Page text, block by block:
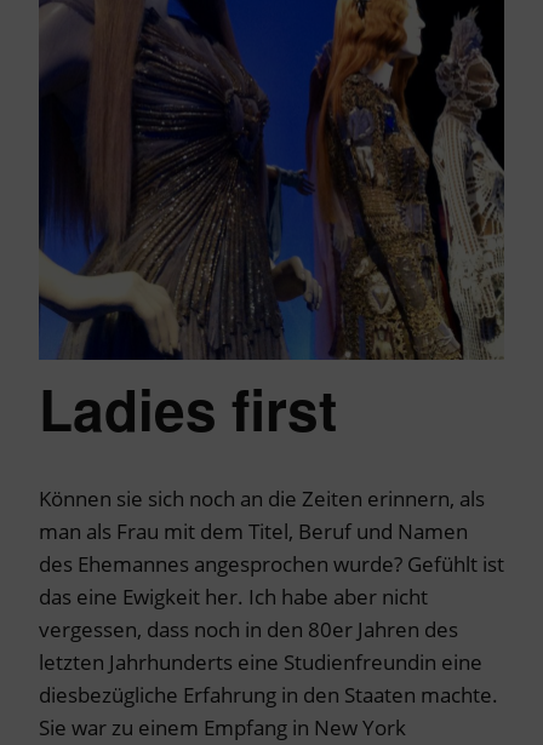
Ladies first
Können sie sich noch an die Zeiten erinnern, als
man als Frau mit dem Titel, Beruf und Namen
des Ehemannes angesprochen wurde? Gefühlt ist
das eine Ewigkeit her. Ich habe aber nicht
vergessen, dass noch in den 80er Jahren des
letzten Jahrhunderts eine Studienfreundin eine
diesbezügliche Erfahrung in den Staaten machte.
Sie war zu einem Empfang in New York